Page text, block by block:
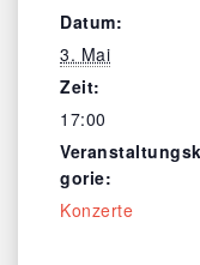
Datum:
3. Mai
Zeit:
17:00
gorie:
Konzerte